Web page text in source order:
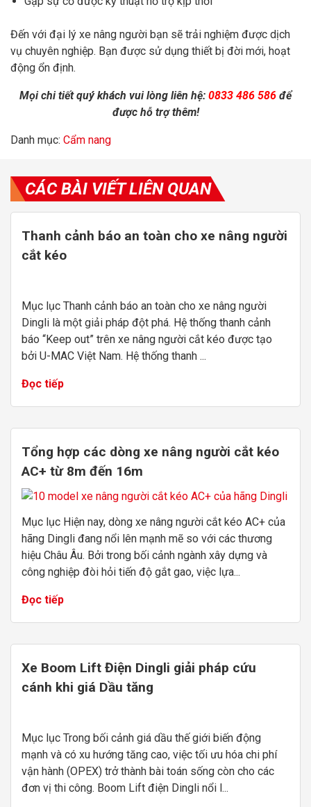
Đến với đại lý xe nâng người bạn sẽ trải nghiệm được dịch
vụ chuyên nghiệp. Bạn được sử dụng thiết bị đời mới, hoạt
động ổn định.
Mọi chi tiết quý khách vui lòng liên hệ: 0833 486 586 để
được hỗ trợ thêm!
Danh mục: Cẩm nang
CÁC BÀI VIẾT LIÊN QUAN
Thanh cảnh báo an toàn cho xe nâng người
cắt kéo
Mục lục Thanh cảnh báo an toàn cho xe nâng người
Dingli là một giải pháp đột phá. Hệ thống thanh cảnh
báo “Keep out” trên xe nâng người cắt kéo được tạo
bởi U-MAC Việt Nam. Hệ thống thanh ...
Đọc tiếp
Tổng hợp các dòng xe nâng người cắt kéo
AC+ từ 8m đến 16m
Mục lục Hiện nay, dòng xe nâng người cắt kéo AC+ của
hãng Dingli đang nổi lên mạnh mẽ so với các thương
hiệu Châu Âu. Bởi trong bối cảnh ngành xây dựng và
công nghiệp đòi hỏi tiến độ gắt gao, việc lựa...
Đọc tiếp
Xe Boom Lift Điện Dingli giải pháp cứu
cánh khi giá Dầu tăng
Mục lục Trong bối cảnh giá dầu thế giới biến động
mạnh và có xu hướng tăng cao, việc tối ưu hóa chi phí
vận hành (OPEX) trở thành bài toán sống còn cho các
đơn vị thi công. Boom Lift điện Dingli nổi l...